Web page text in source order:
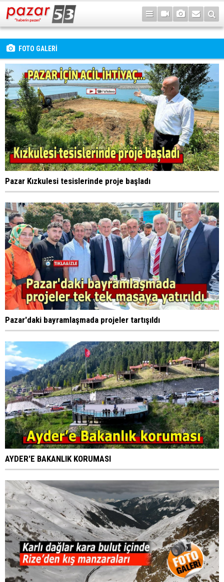
FOTO GALERİ
Pazar Kızkulesi tesislerinde proje başladı
Pazar'daki bayramlaşmada projeler tartışıldı
AYDER'E BAKANLIK KORUMASI